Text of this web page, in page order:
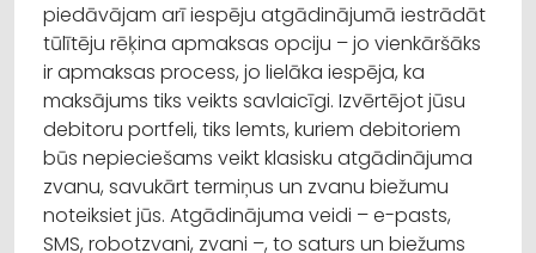
piedāvājam arī iespēju atgādinājumā iestrādāt
tūlītēju rēķina apmaksas opciju – jo vienkāršāks
ir apmaksas process, jo lielāka iespēja, ka
maksājums tiks veikts savlaicīgi. Izvērtējot jūsu
debitoru portfeli, tiks lemts, kuriem debitoriem
būs nepieciešams veikt klasisku atgādinājuma
zvanu, savukārt termiņus un zvanu biežumu
noteiksiet jūs. Atgādinājuma veidi – e-pasts,
SMS, robotzvani, zvani –, to saturs un biežums